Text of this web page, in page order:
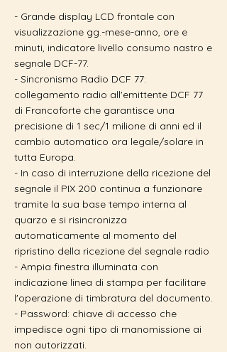
- Grande display LCD frontale con
visualizzazione gg.-mese-anno, ore e
minuti, indicatore livello consumo nastro e
segnale DCF-77.
- Sincronismo Radio DCF 77:
collegamento radio all'emittente DCF 77
di Francoforte che garantisce una
precisione di 1 sec/1 milione di anni ed il
cambio automatico ora legale/solare in
tutta Europa.
- In caso di interruzione della ricezione del
segnale il PIX 200 continua a funzionare
tramite la sua base tempo interna al
quarzo e si risincronizza
automaticamente al momento del
ripristino della ricezione del segnale radio
- Ampia finestra illuminata con
indicazione linea di stampa per facilitare
l'operazione di timbratura del documento.
- Password: chiave di accesso che
impedisce ogni tipo di manomissione ai
non autorizzati.